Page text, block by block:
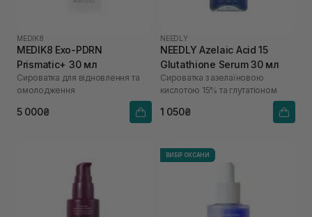
MEDIK8
MEDIK8 Exo-PDRN
Prismatic+ 30 мл
Сироватка для відновлення та
омолодження
5 000₴
NEEDLY
NEEDLY Azelaic Acid 15
Glutathione Serum 30 мл
Сироватка з азелаїновою
кислотою 15% та глутатіоном
1 050₴
ВИБІР ОКСАНИ